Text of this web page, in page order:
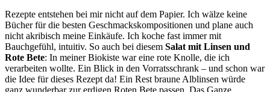
Rezepte entstehen bei mir nicht auf dem Papier. Ich wälze keine
Bücher für die besten Geschmackskompositionen und plane auch
nicht akribisch meine Einkäufe. Ich koche fast immer mit
Bauchgefühl, intuitiv. So auch bei diesem Salat mit Linsen und
Rote Bete: In meiner Biokiste war eine rote Knolle, die ich
verarbeiten wollte. Ein Blick in den Vorratsschrank – und schon war
die Idee für dieses Rezept da! Ein Rest braune Alblinsen würde
ganz wunderbar zur erdigen Roten Bete passen. Das Ganze